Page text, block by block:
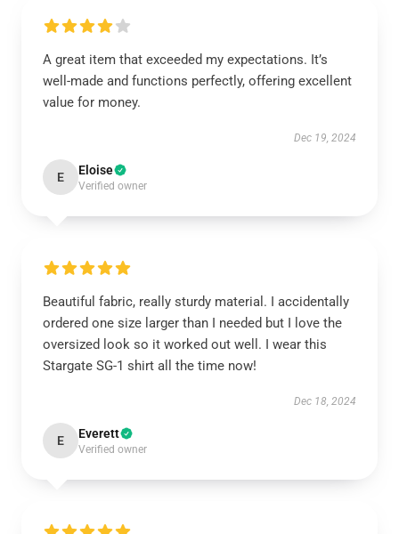
A great item that exceeded my expectations. It’s
well-made and functions perfectly, offering excellent
value for money.
Dec 19, 2024
E Eloise
Verified owner
Beautiful fabric, really sturdy material. I accidentally
ordered one size larger than I needed but I love the
oversized look so it worked out well. I wear this
Stargate SG-1 shirt all the time now!
Dec 18, 2024
E Everett
Verified owner